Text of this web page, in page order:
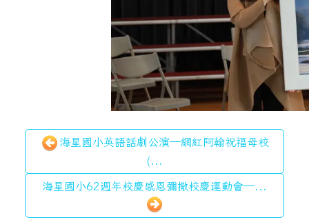
海星國小英語話劇公演—網紅阿翰祝福母校
(...
海星國小62週年校慶感恩彌撒校慶運動會—...